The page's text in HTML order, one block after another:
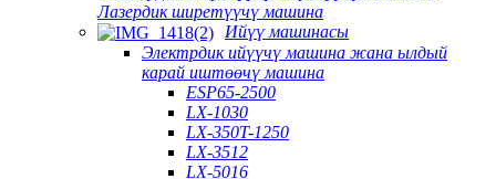
Лазердик ширетүүчү машина
Ийүү машинасы
Электрдик ийүүчү машина жана ылдый
карай иштөөчү машина
ESP65-2500
LX-1030
LX-350T-1250
LX-3512
LX-5016